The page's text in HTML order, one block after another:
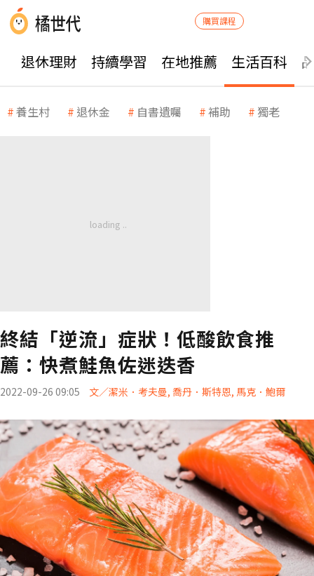
購買課程
退休理財 持續學習 在地推薦 生活百科
養生村 退休金 自書遺囑 補助 獨老
終結「逆流」症狀！低酸飲食推
薦：快煮鮭魚佐迷迭香
2022-09-26 09:05 文／潔米．考夫曼, 喬丹．斯特恩, 馬克．鮑爾